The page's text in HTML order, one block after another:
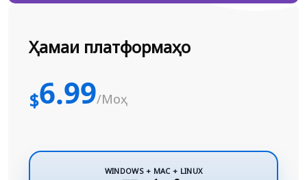
Ҳамаи платформаҳо
$6.99/Моҳ
WINDOWS + MAC + LINUX